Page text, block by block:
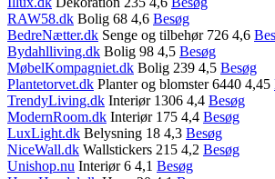
RAW58.dk Bolig 68 4,6 Besøg
BedreNætter.dk Senge og tilbehør 726 4,6
Bydahlliving.dk Bolig 98 4,5 Besøg
MøbelKompagniet.dk Bolig 239 4,5 Besøg
Plantetorvet.dk Planter og blomster 6440 4,45
TrendyLiving.dk Interiør 1306 4,4 Besøg
ModernRoom.dk Interiør 175 4,4 Besøg
LuxLight.dk Belysning 18 4,3 Besøg
NiceWall.dk Wallstickers 215 4,2 Besøg
Unishop.nu Interiør 6 4,1 Besøg